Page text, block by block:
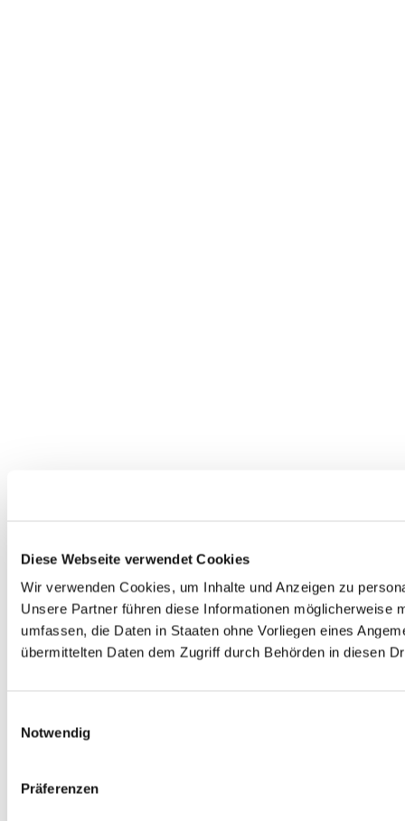
Diese Webseite verwendet Cookies
Wir verwenden Cookies, um Inhalte und Anzeigen zu
Unsere Partner führen diese Informationen möglicherweise
umfassen, die Daten in Staaten ohne Vorliegen eines
übermittelten Daten dem Zugriff durch Behörden in diesen
Notwendig
Präferenzen